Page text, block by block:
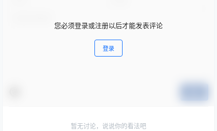
您必须登录或注册以后才能发表评论
登录
暂无讨论，说说你的看法吧